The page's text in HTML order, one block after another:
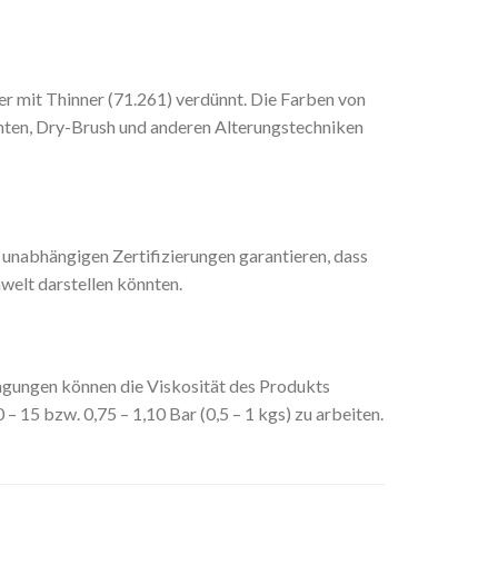
mit Thinner (71.261) verdünnt. Die Farben von
Dry-Brush und anderen Alterungstechniken
Zertifizierungen garantieren, dass
darstellen könnten.
können die Viskosität des Produkts
15 bzw. 0,75 – 1,10 Bar (0,5 – 1 kgs) zu arbeiten.